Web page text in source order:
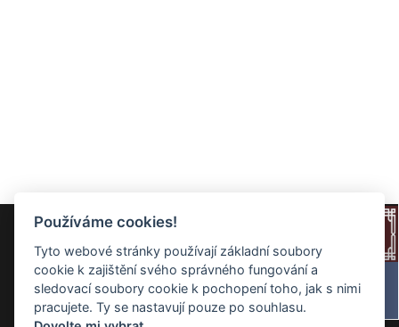
Používáme cookies!
Tyto webové stránky používají základní soubory
cookie k zajištění svého správného fungování a
sledovací soubory cookie k pochopení toho, jak s nimi
pracujete. Ty se nastavují pouze po souhlasu.